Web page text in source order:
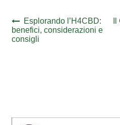
Navigazione
articoli
Previous
post:
Esplorando l’H4CBD:
benefici, considerazioni e
consigli